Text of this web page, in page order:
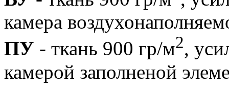
камера
ПУ - ткань 900 гр/м2,
камерой заполненой